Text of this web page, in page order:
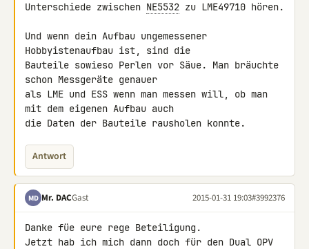
Unterschiede zwischen NE5532 zu LME49710 hören.
Und wenn dein Aufbau ungemessener
Hobbyistenaufbau ist, sind die
Bauteile sowieso Perlen vor Säue. Man bräuchte
schon Messgeräte genauer
als LME und ESS wenn man messen will, ob man
mit dem eigenen Aufbau auch
die Daten der Bauteile rausholen konnte.
Antwort
MD Mr. DACGast 2015-01-31 19:03#3992376
Danke füe eure rege Beteiligung.
Jetzt hab ich mich dann doch für den Dual OPV